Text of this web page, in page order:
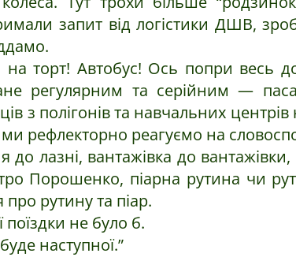
запит від логістики ДШВ,
торт! Автобус! Ось попри весь
регулярним та серійним —
з полігонів та навчальних
рефлекторно реагуємо на
до лазні, вантажівка до
Порошенко, піарна рутина чи
рутину та піар.
поїздки не було б.
наступної.”